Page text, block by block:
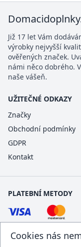
Cookies nás
Již 17 let Vám
výrobky nejvyšší
ověřených značek.
námi něco dobrého.
naše vášeň.
UŽITEČNÉ ODKAZY
Značky
Obchodní podmínky
GDPR
Kontakt
PLATEBNÍ METODY